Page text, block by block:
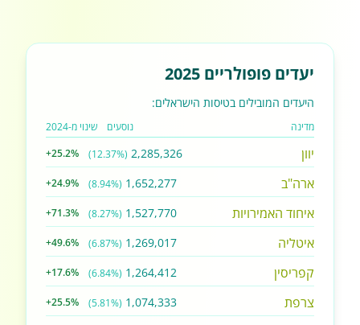
יעדים פופולריים 2025
היעדים המובילים בטיסות הישראלים:
מדינה נוסעים שינוי מ-2024
יוון 2,285,326
(12.37%)
+25.2%
ארה"ב 1,652,277
(8.94%)
+24.9%
איחוד האמירויות 1,527,770
(8.27%)
+71.3%
איטליה 1,269,017
(6.87%)
+49.6%
קפריסין 1,264,412
(6.84%)
+17.6%
צרפת 1,074,333
(5.81%)
+25.5%